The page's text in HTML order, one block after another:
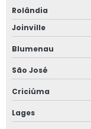
Vistoria de conclusão
Vistoria de entrega de
Vistoria de obra
Vistoria de obra de
Vistoria de obras e de
Vistoria de
Rolândia
Joinville
Blumenau
São José
Criciúma
Lages